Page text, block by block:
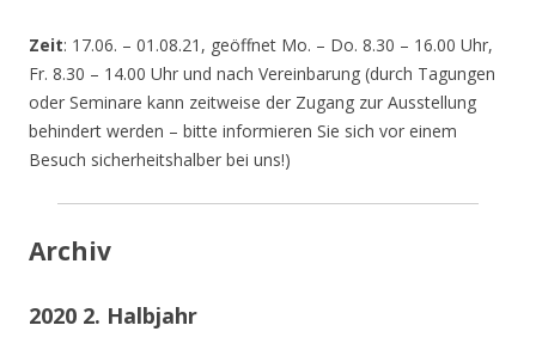
Zeit: 17.06. – 01.08.21, geöffnet Mo. – Do. 8.30 – 16.00 Uhr,
Fr. 8.30 – 14.00 Uhr und nach Vereinbarung (durch Tagungen
oder Seminare kann zeitweise der Zugang zur Ausstellung
behindert werden – bitte informieren Sie sich vor einem
Besuch sicherheitshalber bei uns!)
Archiv
2020 2. Halbjahr